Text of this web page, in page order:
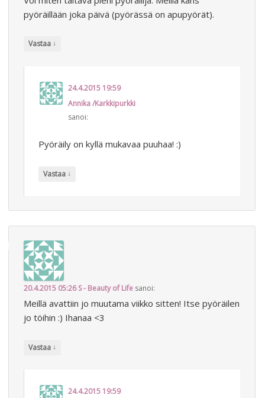
pyöräillään joka päivä (pyörässä on apupyörät).
Vastaa ↓
24.4.2015 19:59
Annika /Karkkipurkki
sanoi:
Pyöräily on kyllä mukavaa puuhaa! :)
Vastaa ↓
20.4.2015 05:26 S - Beauty of Life sanoi:
Meillä avattiin jo muutama viikko sitten! Itse pyöräilen
jo töihin :) Ihanaa <3
Vastaa ↓
24.4.2015 19:59